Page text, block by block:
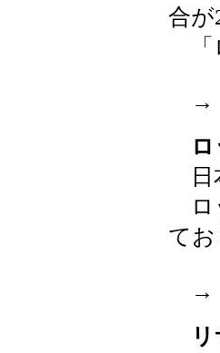
合が
「
ロ
日
ロ
て
リ